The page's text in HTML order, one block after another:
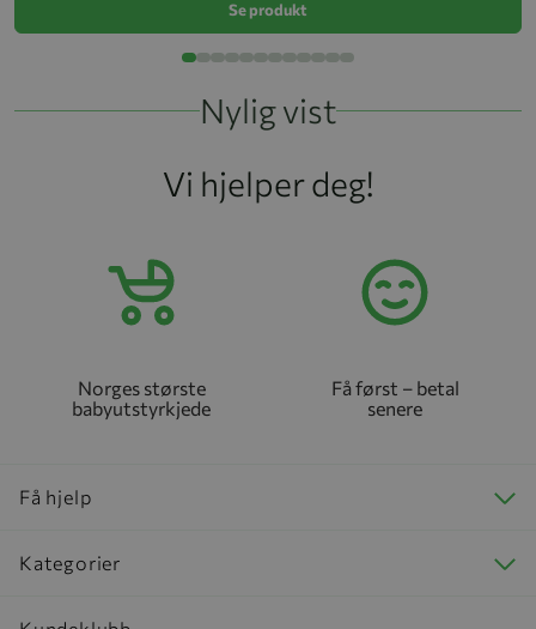
Se produkt
Nylig vist
Vi hjelper deg!
Norges største
babyutstyrkjede
Få først – betal
senere
Få hjelp
Kategorier